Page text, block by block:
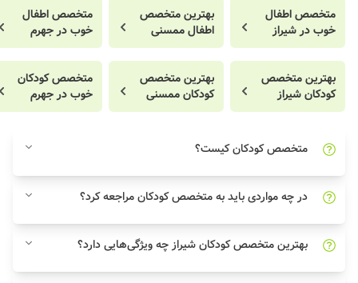
متخصص اطفال
خوب در شیراز
بهترین متخصص
اطفال ممسنی
متخصص اطفال
خوب در جهرم
بهترین متخصص
کودکان شیراز
بهترین متخصص
کودکان ممسنی
متخصص کودکان
خوب در جهرم
متخصص کودکان کیست؟
در چه مواردی باید به متخصص کودکان مراجعه کرد؟
بهترین متخصص کودکان شیراز چه ویژگی‌هایی دارد؟